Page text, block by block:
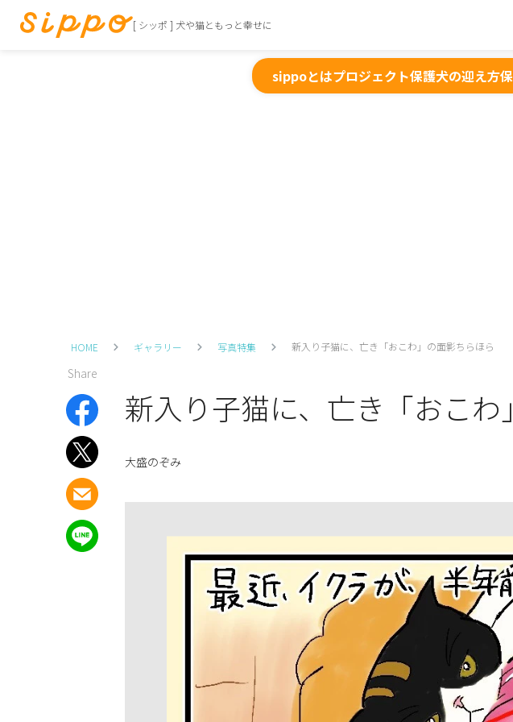
[ シッポ ] 犬や猫ともっと幸せに
sippoとはプロジェクト保護犬の迎え方
HOME ギャラリー 写真特集 新入り子猫に、亡き「おこわ」の面影ちらほら
Share
新入り子猫に、亡き「おこわ
大盛のぞみ